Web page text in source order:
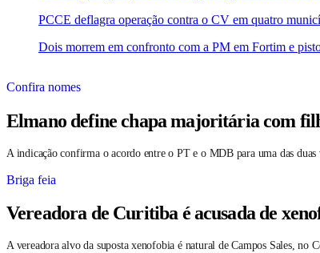
PCCE deflagra operação contra o CV em quatro
Dois morrem em confronto com a PM em Fortim e
Confira nomes
Elmano define chapa majoritária com
A indicação confirma o acordo entre o PT e o MDB para uma das duas
Briga feia
Vereadora de Curitiba é acusada de
A vereadora alvo da suposta xenofobia é natural de Campos Sales, no